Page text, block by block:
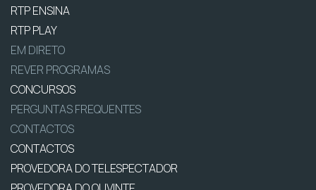
RTP ENSINA
RTP PLAY
EM DIRETO
REVER PROGRAMAS
CONCURSOS
PERGUNTAS FREQUENTES
CONTACTOS
CONTACTOS
PROVEDORA DO TELESPECTADOR